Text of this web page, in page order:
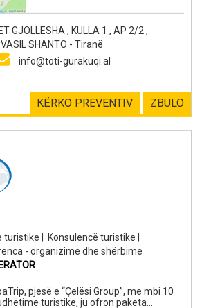
GJOLLESHA , KULLA 1 , AP 2/2 ,
SHANTO - Tiranë
info@toti-gurakuqi.al
ZBULO
KËRKO PREVENTIV
turistike Konsulencë turistike
- organizime dhe shërbime
pjesë e “Çelësi Group”, me mbi 10
turistike, ju ofron paketa